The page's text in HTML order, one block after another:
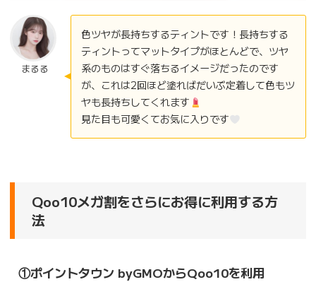
まるる
色ツヤが長持ちするティントです！長持ちする
ティントってマットタイプがほとんどで、ツヤ
系のものはすぐ落ちるイメージだったのです
が、これは2回ほど塗ればだいぶ定着して色もツ
ヤも長持ちしてくれます
見た目も可愛くてお気に入りです
Qoo10メガ割をさらにお得に利用する方
法
①ポイントタウン byGMOからQoo10を利用